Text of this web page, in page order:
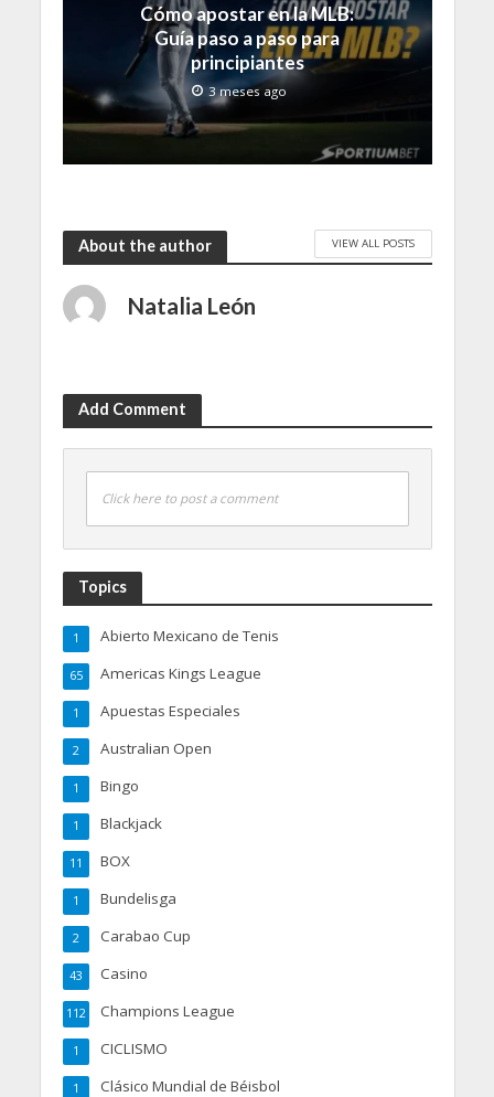
Cómo apostar en la MLB:
Guía paso a paso para
principiantes
3 meses ago
About the author VIEW ALL POSTS
Natalia León
Add Comment
Click here to post a comment
Topics
Abierto Mexicano de Tenis
1
Americas Kings League
65
Apuestas Especiales
1
Australian Open
2
Bingo
1
Blackjack
1
BOX
11
Bundelisga
1
Carabao Cup
2
Casino
43
Champions League
112
CICLISMO
1
Clásico Mundial de Béisbol
1